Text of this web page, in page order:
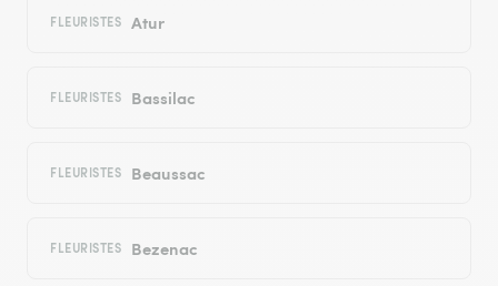
FLEURISTES Atur
FLEURISTES Bassilac
FLEURISTES Beaussac
FLEURISTES Bezenac